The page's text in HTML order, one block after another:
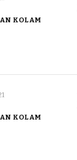
KOLAM
KOLAM